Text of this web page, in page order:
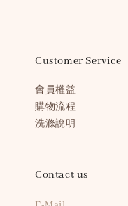
Customer Service
會員權益
購物流程
洗滌說明
Contact us